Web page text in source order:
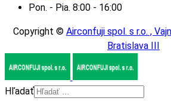
Pon. - Pia. 8:00 - 16:00
Copyright © Airconfuji spol. s r.o. ,
Bratislava III
Hľadať